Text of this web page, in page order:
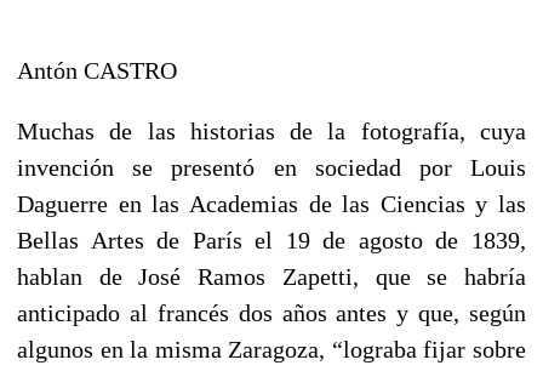
Antón CASTRO
Muchas de las historias de la fotografía, cuya
invención se presentó en sociedad por Louis
Daguerre en las Academias de las Ciencias y las
Bellas Artes de París el 19 de agosto de 1839,
hablan de José Ramos Zapetti, que se habría
anticipado al francés dos años antes y que, según
algunos en la misma Zaragoza, “lograba fijar sobre